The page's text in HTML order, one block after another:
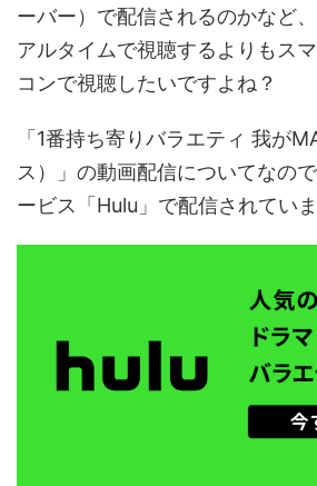
ーバー）で配信されるのかなど
アルタイムで視聴するよりもス
コンで視聴したいですよね？
「1番持ち寄りバラエティ 我が
ス）」の動画配信についてなの
ービス「Hulu」で配信されていま